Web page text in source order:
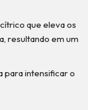
que eleva os
resultando em um
para intensificar o